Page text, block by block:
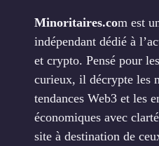
Minoritaires.com est
indépendant dédié à
et crypto. Pensé pour
curieux, il décrypte les
tendances Web3 et les
économiques avec
site à destination de